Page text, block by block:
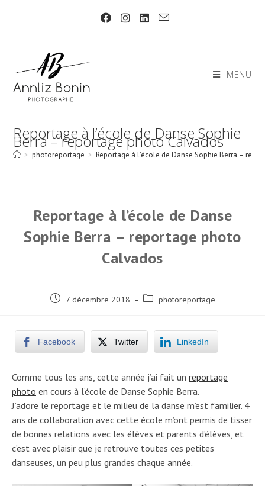
MENU
Reportage à l’école de Danse Sophie
Berra – reportage photo Calvados
> photoreportage > Reportage à l’école de Danse Sophie Berra –
Reportage à l’école de Danse
Sophie Berra – reportage photo
Calvados
Post 7 décembre 2018
Post photoreportage
Facebook Twitter LinkedIn
Comme tous les ans, cette année j’ai fait un reportage
photo en cours à l’école de Danse Sophie Berra.
J’adore le reportage et le milieu de la danse m’est familier. 4
ans de collaboration avec cette école m’ont permis de tisser
de bonnes relations avec les élèves et parents d’élèves, et
c’est avec plaisir que je retrouve toutes ces petites
danseuses, un peu plus grandes chaque année.